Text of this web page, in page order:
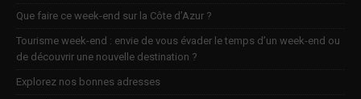
Que faire ce week-end sur la Côte d’Azur ?
Tourisme week-end : envie de vous évader le temps d’un week-end ou
de découvrir une nouvelle destination ?
Explorez nos bonnes adresses